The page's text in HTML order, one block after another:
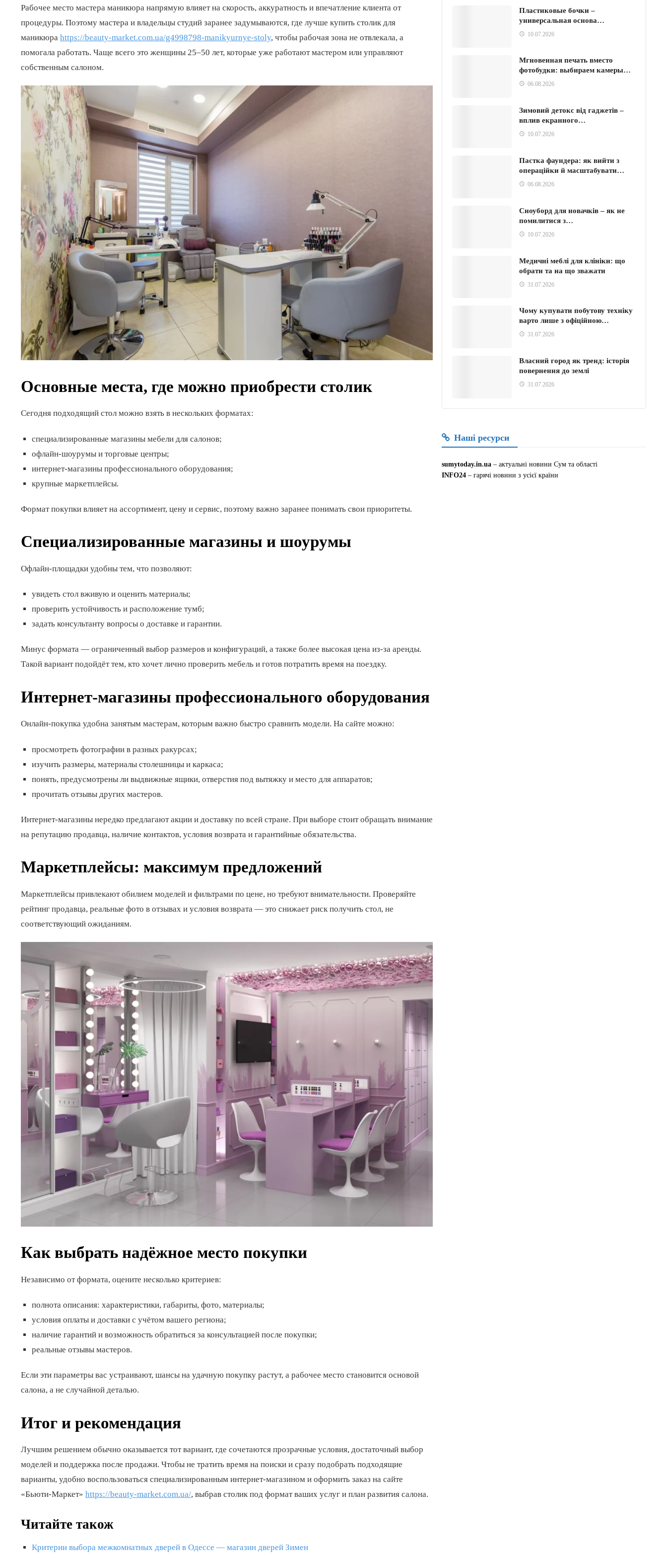
Рабочее место мастера маникюра напрямую влияет на скорость, аккуратность и впечатление клиента от
процедуры. Поэтому мастера и владельцы студий заранее задумываются, где лучше купить столик для
маникюра https://beauty-market.com.ua/g4998798-manikyurnye-stoly, чтобы рабочая зона не отвлекала, а
помогала работать. Чаще всего это женщины 25–50 лет, которые уже работают мастером или управляют
собственным салоном.
Основные места, где можно приобрести столик
Сегодня подходящий стол можно взять в нескольких форматах:
специализированные магазины мебели для салонов;
офлайн-шоурумы и торговые центры;
интернет-магазины профессионального оборудования;
крупные маркетплейсы.
Формат покупки влияет на ассортимент, цену и сервис, поэтому важно заранее понимать свои приоритеты.
Специализированные магазины и шоурумы
Офлайн-площадки удобны тем, что позволяют:
увидеть стол вживую и оценить материалы;
проверить устойчивость и расположение тумб;
задать консультанту вопросы о доставке и гарантии.
Минус формата — ограниченный выбор размеров и конфигураций, а также более высокая цена из-за аренды.
Такой вариант подойдёт тем, кто хочет лично проверить мебель и готов потратить время на поездку.
Интернет-магазины профессионального оборудования
Онлайн-покупка удобна занятым мастерам, которым важно быстро сравнить модели. На сайте можно:
просмотреть фотографии в разных ракурсах;
изучить размеры, материалы столешницы и каркаса;
понять, предусмотрены ли выдвижные ящики, отверстия под вытяжку и место для аппаратов;
прочитать отзывы других мастеров.
Интернет-магазины нередко предлагают акции и доставку по всей стране. При выборе стоит обращать внимание
на репутацию продавца, наличие контактов, условия возврата и гарантийные обязательства.
Маркетплейсы: максимум предложений
Маркетплейсы привлекают обилием моделей и фильтрами по цене, но требуют внимательности. Проверяйте
рейтинг продавца, реальные фото в отзывах и условия возврата — это снижает риск получить стол, не
соответствующий ожиданиям.
Как выбрать надёжное место покупки
Независимо от формата, оцените несколько критериев:
полнота описания: характеристики, габариты, фото, материалы;
условия оплаты и доставки с учётом вашего региона;
наличие гарантий и возможность обратиться за консультацией после покупки;
реальные отзывы мастеров.
Если эти параметры вас устраивают, шансы на удачную покупку растут, а рабочее место становится основой
салона, а не случайной деталью.
Итог и рекомендация
Лучшим решением обычно оказывается тот вариант, где сочетаются прозрачные условия, достаточный выбор
моделей и поддержка после продажи. Чтобы не тратить время на поиски и сразу подобрать подходящие
варианты, удобно воспользоваться специализированным интернет-магазином и оформить заказ на сайте
«Бьюти-Маркет» https://beauty-market.com.ua/, выбрав столик под формат ваших услуг и план развития салона.
Читайте також
Критерии выбора межкомнатных дверей в Одессе — магазин дверей Зимен
Пластиковые бочки –
универсальная основа…
10.07.2026
Мгновенная печать вместо
фотобудки: выбираем камеры…
06.08.2026
Зимовий детокс від гаджетів –
вплив екранного…
10.07.2026
Пастка фаундера: як вийти з
операційки й масштабувати…
06.08.2026
Сноуборд для новачків – як не
помилитися з…
10.07.2026
Медичні меблі для клініки: що
обрати та на що зважати
31.07.2026
Чому купувати побутову техніку
варто лише з офіційною…
31.07.2026
Власний город як тренд: історія
повернення до землі
31.07.2026
Наші ресурси
sumytoday.in.ua – актуальні новини Сум та області
INFO24 – гарячі новини з усієї країни